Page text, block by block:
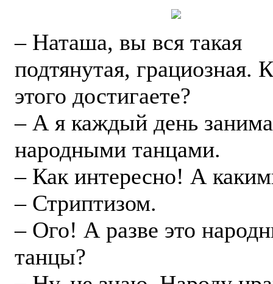
– Наташа, вы вся такая
подтянутая, грациозная.
этого достигаете?
– А я каждый день
народными танцами.
– Как интересно! А
– Стриптизом.
– Ого! А разве это
танцы?